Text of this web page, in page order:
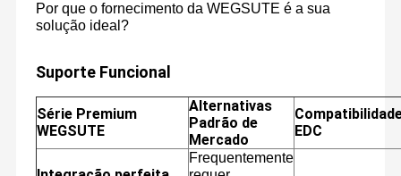
Por que o fornecimento da WEGSUTE é a sua
solução ideal?
Suporte Funcional
Série Premium
WEGSUTE
Alternativas
Padrão de
Mercado
EDC
Frequentemente